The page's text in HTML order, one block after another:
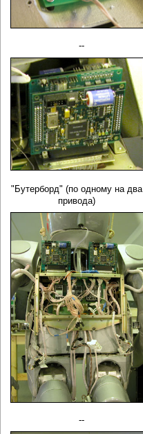
--
"Бутерборд" (по одному на два
привода)
--